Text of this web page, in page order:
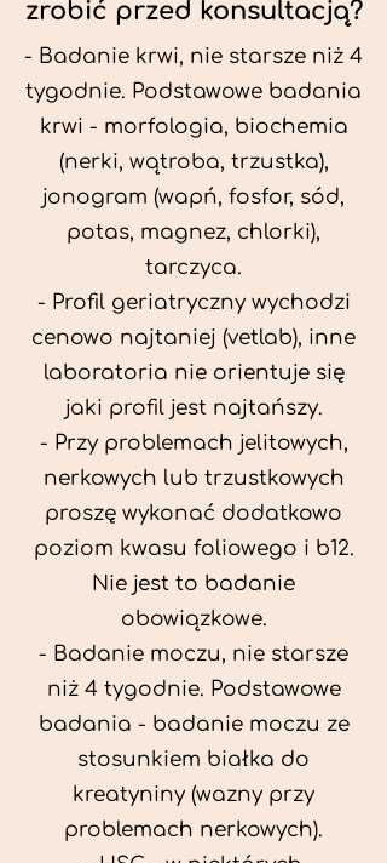
zrobić przed konsultacją?
- Badanie krwi, nie starsze niż 4
tygodnie. Podstawowe badania
krwi - morfologia, biochemia
(nerki, wątroba, trzustka),
jonogram (wapń, fosfor, sód,
potas, magnez, chlorki),
tarczyca.
- Profil geriatryczny wychodzi
cenowo najtaniej (vetlab), inne
laboratoria nie orientuje się
jaki profil jest najtańszy.
- Przy problemach jelitowych,
nerkowych lub trzustkowych
proszę wykonać dodatkowo
poziom kwasu foliowego i b12.
Nie jest to badanie
obowiązkowe.
- Badanie moczu, nie starsze
niż 4 tygodnie. Podstawowe
badania - badanie moczu ze
stosunkiem białka do
kreatyniny (wazny przy
problemach nerkowych).